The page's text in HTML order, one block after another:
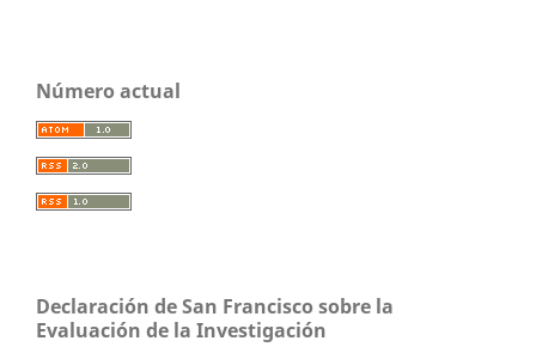
Número actual
Declaración de San Francisco sobre la
Evaluación de la Investigación